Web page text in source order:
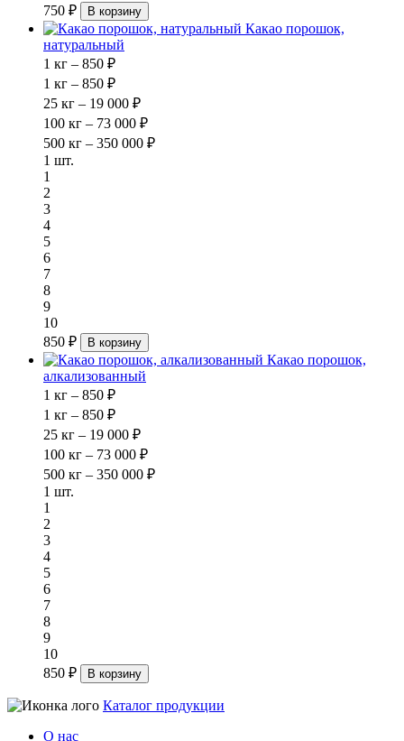
750 ₽
В корзину
Какао порошок,
натуральный
1 кг – 850 ₽
1 кг – 850 ₽
25 кг – 19 000 ₽
100 кг – 73 000 ₽
500 кг – 350 000 ₽
1 шт.
1
2
3
4
5
6
7
8
9
10
850 ₽
В корзину
Какао порошок,
алкализованный
1 кг – 850 ₽
1 кг – 850 ₽
25 кг – 19 000 ₽
100 кг – 73 000 ₽
500 кг – 350 000 ₽
1 шт.
1
2
3
4
5
6
7
8
9
10
850 ₽
В корзину
Каталог продукции
О нас